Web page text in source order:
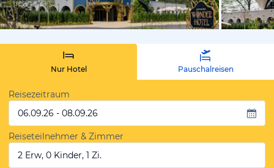
vom
Nur Hotel Pauschalreisen
Reisezeitraum
06.09.26 - 08.09.26
Reiseteilnehmer & Zimmer
2 Erw, 0 Kinder, 1 Zi.